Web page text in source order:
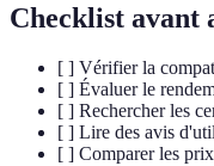
Checklist avant
[ ] Vérifier la
[ ] Évaluer le
[ ] Rechercher les
[ ] Lire des avis
[ ] Comparer les